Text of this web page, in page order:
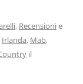
, Recensionie
Irlanda, Mab,
il